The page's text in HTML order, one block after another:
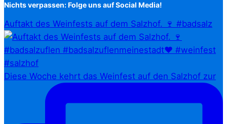
Nichts verpassen: Folge uns auf Social Media!
Auftakt des Weinfests auf dem Salzhof. 🍷 #badsalz
Diese Woche kehrt das Weinfest auf den Salzhof zur